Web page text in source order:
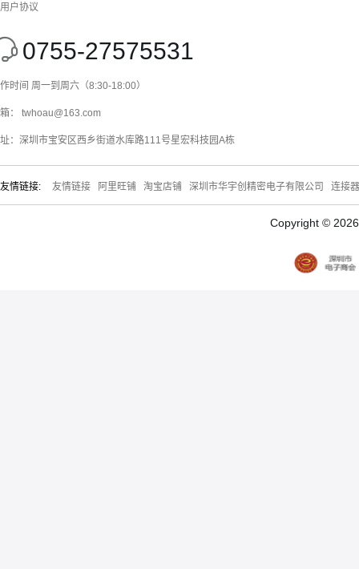
用户协议
0755-27575531
时间 周一到周六（8:30-18:00）
： twhoau@163.com
：深圳市宝安区西乡街道水库路111号星宏科技园A栋
友情链接: 友情链接 阿里旺铺 淘宝店铺 深圳市华宇创精密电子有限公司 连接
Copyright ©